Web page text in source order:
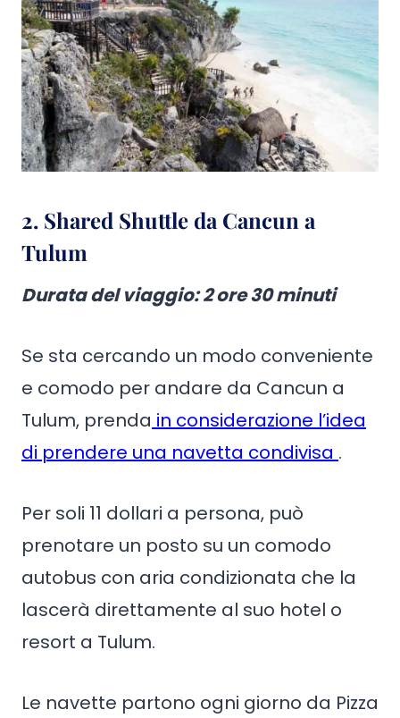
2. Shared Shuttle da Cancun a
Tulum
Durata del viaggio: 2 ore30 minuti
Se sta cercando un modo conveniente
e comodo per andare da Cancun a
Tulum, prenda in considerazione l’idea
di prendere una navetta condivisa .
Per soli 11 dollari a persona, può
prenotare un posto su un comodo
autobus con aria condizionata che la
lascerà direttamente al suo hotel o
resort a Tulum.
Le navette partono ogni giorno da Pizza